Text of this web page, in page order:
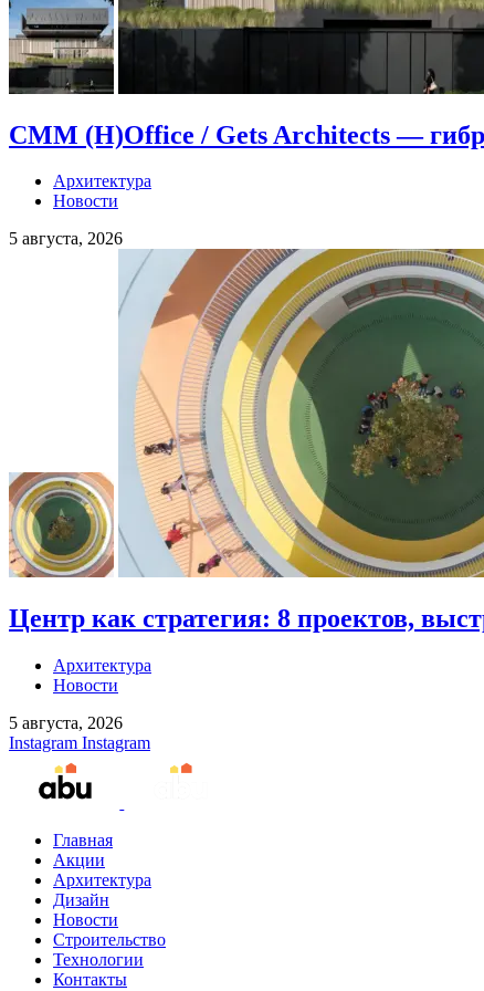
CMM (H)Office / Gets Architects —
Архитектура
Новости
5 августа, 2026
Центр как стратегия: 8 проектов,
Архитектура
Новости
5 августа, 2026
Instagram Instagram
Главная
Акции
Архитектура
Дизайн
Новости
Строительство
Технологии
Контакты